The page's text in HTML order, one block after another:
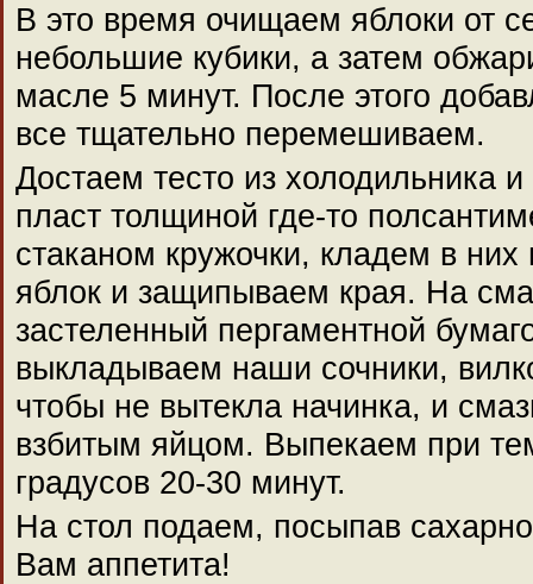
В это время очищаем яблоки от
небольшие кубики, а затем
масле 5 минут. После этого
все тщательно перемешиваем.
Достаем тесто из холодильника
пласт толщиной где-то
стаканом кружочки, кладем в
яблок и защипываем края. На
застеленный пергаментной
выкладываем наши сочники,
чтобы не вытекла начинка, и
взбитым яйцом. Выпекаем при
градусов 20-30 минут.
На стол подаем, посыпав
Вам аппетита!